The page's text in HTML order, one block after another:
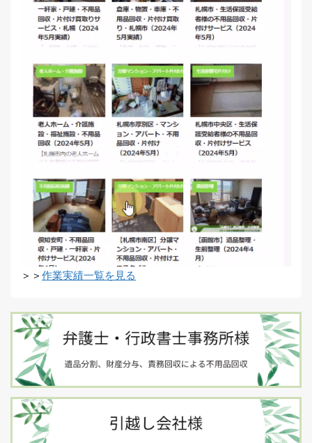
＞＞ 作業実績一覧を見る